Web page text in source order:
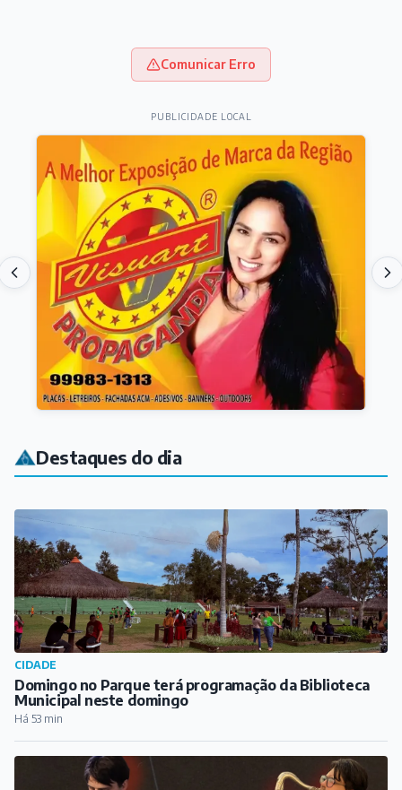
Comunicar Erro
PUBLICIDADE LOCAL
Destaques do dia
CIDADE
Domingo no Parque terá programação da Biblioteca
Municipal neste domingo
Há 53 min